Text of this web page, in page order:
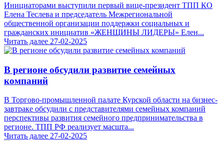
Инициаторами выступили первый вице-президент ТПП КО
Елена Теслева и председатель Межрегиональной
общественной организации поддержки социальных и
гражданских инициатив «ЖЕНЩИНЫ ЛИДЕРЫ» Елен...
Читать далее 27-02-2025
В регионе обсудили развитие семейных
компаний
В Торгово-промышленной палате Курской области на бизнес-
завтраке обсудили с представителями семейных компаний
перспективы развития семейного предпринимательства в
регионе. ТПП РФ реализует масшта...
Читать далее 27-02-2025